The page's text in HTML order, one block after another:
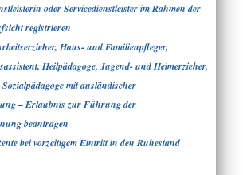
oder Servicedienstleister im Rahmen der
registrieren
Haus- und Familienpfleger,
Heilpädagoge, Jugend- und Heimerzieher,
mit ausländischer
– Erlaubnis zur Führung der
beantragen
bei vorzeitigem Eintritt in den Ruhestand